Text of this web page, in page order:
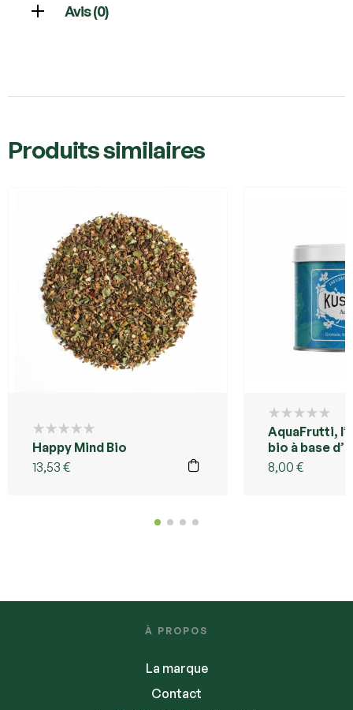
Avis (0)
Produits similaires
Happy Mind Bio
13,53 €
AquaFrutti,
bio à base
SuperFruitée
8,00 €
À PROPOS
La marque
Contact